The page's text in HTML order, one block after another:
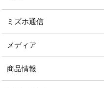
ミズホ通信
メディア
商品情報